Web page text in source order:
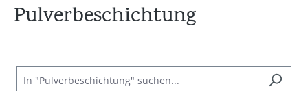
Pulverbeschichtung